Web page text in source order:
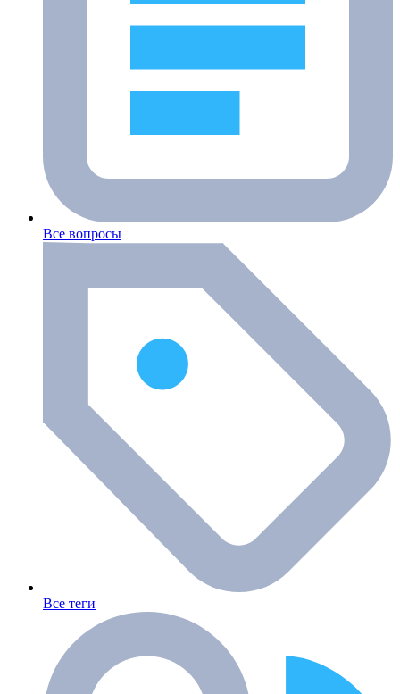
Все вопросы
Все теги